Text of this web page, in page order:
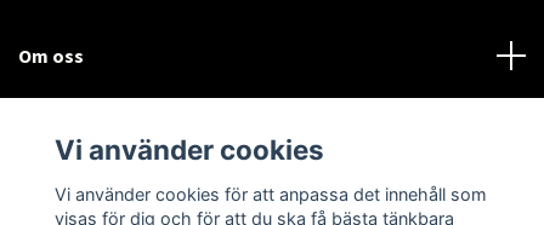
Om oss
Sociala medier
Vi använder cookies
Vi använder cookies för att anpassa det innehåll som
visas för dig och för att du ska få bästa tänkbara